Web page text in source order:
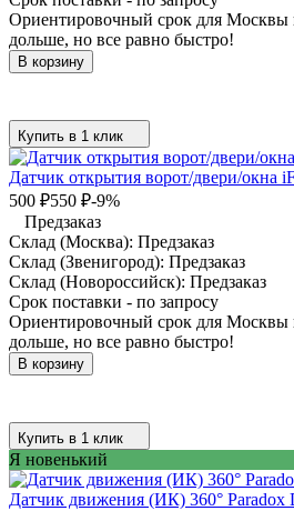
Ориентировочный срок для
дольше, но все равно быстро!
В корзину
Купить в 1 клик
Датчик открытия ворот/двери/окна
500 ₽550 ₽-9%
Предзаказ
Склад (Москва): Предзаказ
Склад (Звенигород): Предзаказ
Склад (Новороссийск): Предзаказ
Срок поставки - по запросу
Ориентировочный срок для
дольше, но все равно быстро!
В корзину
Купить в 1 клик
Я новенький
Датчик движения (ИК) 360° Paradox